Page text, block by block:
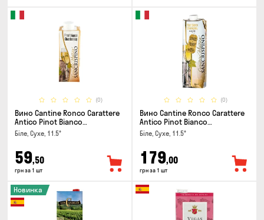
(0)
Вино Cantine Ronco Carattere
Antico Pinot Bianco
Chardonnay Rubicone IGT 0.25л
Біле, Сухе, 11.5°
59,50
грн за 1 шт
(0)
Вино Cantine Ronco Carattere
Antico Pinot Bianco
Chardonnay Rubicone IGT 1л
Біле, Сухе, 11.5°
179,00
грн за 1 шт
Новинка